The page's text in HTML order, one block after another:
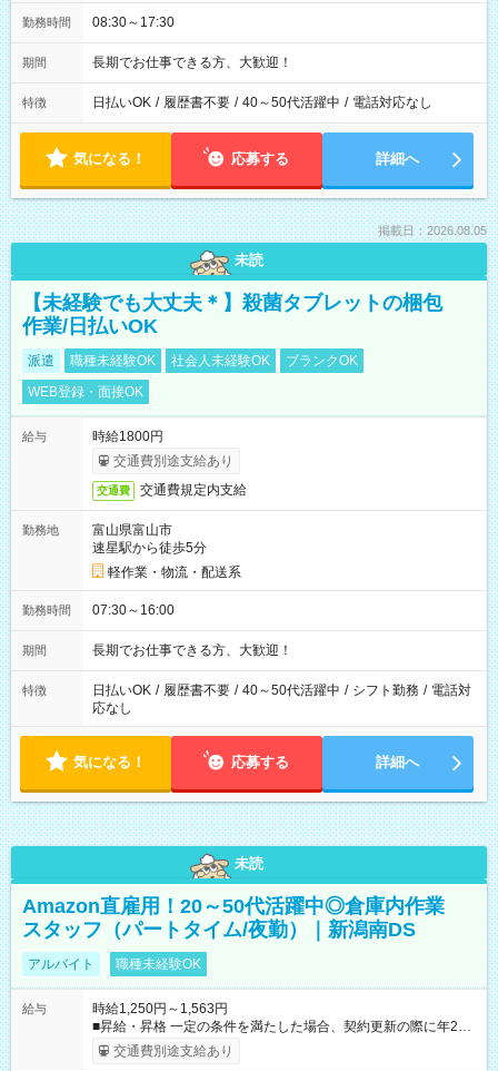
勤務時間 08:30～17:30
期間 長期でお仕事できる方、大歓迎！
特徴 日払いOK / 履歴書不要 / 40～50代活躍中 / 電話対応なし
気になる！ 応募する 詳細へ
掲載日：2026.08.05
未読
【未経験でも大丈夫＊】殺菌タブレットの梱包
作業/日払いOK
派遣 職種未経験OK 社会人未経験OK
ブランクOK
WEB登録・面接OK
給与
時給1800円
交通費別途支給あり
交通費 交通費規定内支給
勤務地
富山県富山市
速星駅から徒歩5分
軽作業・物流・配送系
勤務時間 07:30～16:00
期間 長期でお仕事できる方、大歓迎！
特徴 日払いOK / 履歴書不要 / 40～50代活躍中 / シフト勤務 / 電話対
応なし
気になる！ 応募する 詳細へ
未読
Amazon直雇用！20～50代活躍中◎倉庫内作業
スタッフ（パートタイム/夜勤）｜新潟南DS
アルバイト 職種未経験OK
給与
時給1,250円～1,563円
■昇給・昇格 一定の条件を満たした場合、契約更新の際に年2回
まで昇給の機会があります。 ■正社員登用制度あり ※月末締/翌
月25日支払い ※時間外手当、別途支給 ※深夜割増賃金 (22:00～
交通費別途支給あり